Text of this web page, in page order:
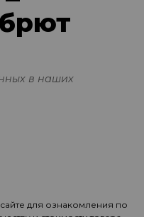
в наших
для ознакомления по